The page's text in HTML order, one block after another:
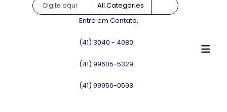
Entre em Contato,
(41) 3040 - 4080
(41) 99605-5329
(41) 99956-0598